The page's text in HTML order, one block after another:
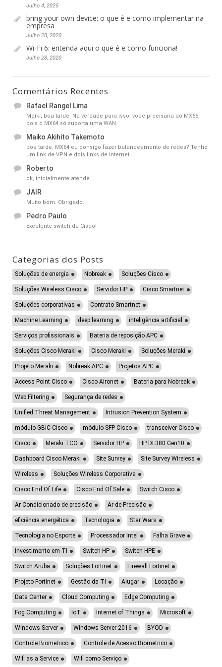
Julho 4, 2025
bring your own device: o que é e como implementar na
empresa
Julho 28, 2020
Wi-Fi 6: entenda aqui o que é e como funciona!
Julho 28, 2020
Comentários Recentes
Rafael Rangel Lima
Maiki, boa tarde. Na verdade para isso, você precisaria do MX65,
pois o MX64 só suporta uma WAN.
Maiko Akihito Takemoto
boa tarde. MX64 eu consigo fazer balanceamento de redes? Tenho
um link de VPN e dois links de Internet
Roberto
ok, inicialmente atende
JAIR
Muito bom. Obrigado.
Pedro Paulo
Excelente switch da Cisco!
Categorias dos Posts
Soluções de energia Nobreak Soluções Cisco
Soluções Wireless Cisco Servidor HP Cisco Smartnet
Soluções corporativas Contrato Smartnet
Machine Learning deep learning inteligência artificial
Serviços profissionais Bateria de reposição APC
Soluções Cisco Meraki Cisco Meraki Soluções Meraki
Projeto Meraki Nobreak APC Projetos APC
Access Point Cisco Cisco Aironet Bateria para Nobreak
Web Filtering Segurança de redes
Unified Threat Management Intrusion Prevention System
módulo GBIC Cisco módulo SFP Cisco transceiver Cisco
Cisco Meraki TCO Servidor HP HP DL380 Gen10
Dashboard Cisco Meraki Site Survey Site Survey Wireless
Wireless Soluções Wireless Corporativa
Cisco End Of Life Cisco End Of Sale Switch Cisco
Ar Condicionado de precisão Ar de Precisão
eficiência energética Tecnologia Star Wars
Tecnologia no Esporte Processador Intel Falha Grave
Investimento em TI Switch HP Switch HPE
Switch Aruba Soluções Fortinet Firewall Fortinet
Projeto Fortinet Gestão da TI Alugar Locação
Data Center Cloud Computing Edge Computing
Fog Computing IoT Internet of Things Microsoft
Windows Server Windows Server 2016 BYOD
Controle Biometrico Controle de Acesso Biometrico
Wifi as a Service Wifi como Serviço